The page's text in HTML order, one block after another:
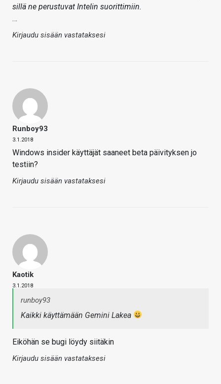
sillä ne perustuvat Intelin suorittimiin.
…
Kirjaudu sisään vastataksesi
Runboy93
3.1.2018
Windows insider käyttäjät saaneet beta päivityksen jo
testiin?
Kirjaudu sisään vastataksesi
Kaotik
3.1.2018
runboy93
Kaikki käyttämään Gemini Lakea
Eiköhän se bugi löydy siitäkin
Kirjaudu sisään vastataksesi